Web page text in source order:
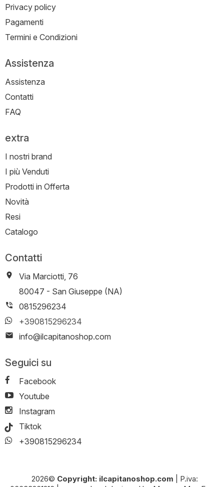
Privacy policy
Pagamenti
Termini e Condizioni
Assistenza
Assistenza
Contatti
FAQ
extra
I nostri brand
I più Venduti
Prodotti in Offerta
Novità
Resi
Catalogo
Contatti
Via Marciotti, 76
-
80047 - San Giuseppe (NA)
0815296234
+390815296234
info@ilcapitanoshop.com
Seguici su
Facebook
Youtube
Instagram
Tiktok
+390815296234
2026© Copyright: ilcapitanoshop.com
P.iva: